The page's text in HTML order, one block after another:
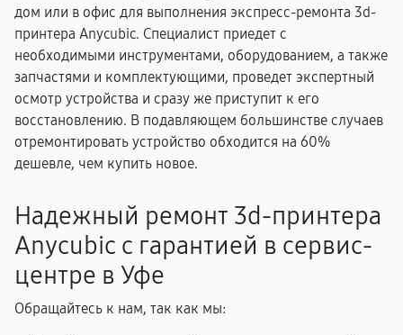
дом или в офис для выполнения экспресс-ремонта 3d-
принтера Anycubic. Специалист приедет с
необходимыми инструментами, оборудованием, а также
запчастями и комплектующими, проведет экспертный
осмотр устройства и сразу же приступит к его
восстановлению. В подавляющем большинстве случаев
отремонтировать устройство обходится на 60%
дешевле, чем купить новое.
Надежный ремонт 3d-принтера
Anycubic с гарантией в сервис-
центре в Уфе
Обращайтесь к нам, так как мы: